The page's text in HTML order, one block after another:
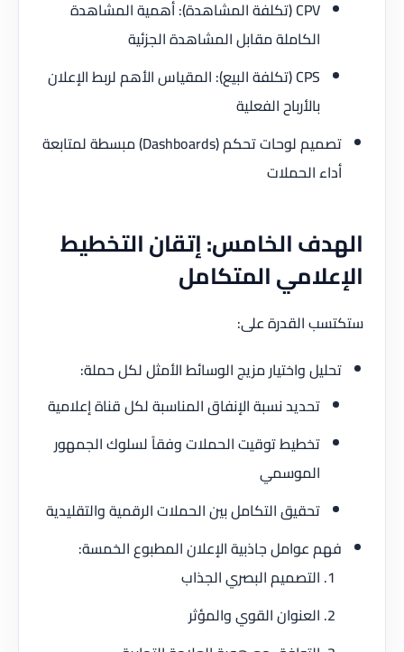
CPV (تكلفة المشاهدة): أهمية المشاهدة
الكاملة مقابل المشاهدة الجزئية
CPS (تكلفة البيع): المقياس الأهم لربط الإعلان
بالأرباح الفعلية
تصميم لوحات تحكم (Dashboards) مبسطة لمتابعة
أداء الحملات
الهدف الخامس: إتقان التخطيط
الإعلامي المتكامل
ستكتسب القدرة على:
تحليل واختيار مزيج الوسائط الأمثل لكل حملة:
تحديد نسبة الإنفاق المناسبة لكل قناة إعلامية
تخطيط توقيت الحملات وفقاً لسلوك الجمهور
الموسمي
تحقيق التكامل بين الحملات الرقمية والتقليدية
فهم عوامل جاذبية الإعلان المطبوع الخمسة:
التصميم البصري الجذاب
العنوان القوي والمؤثر